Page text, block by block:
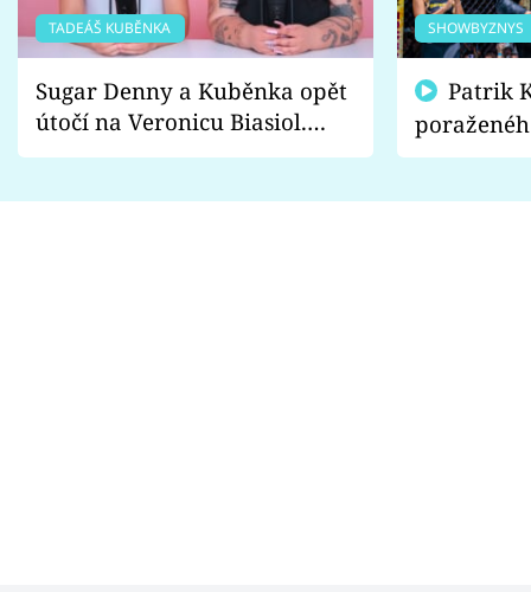
TADEÁŠ KUBĚNKA
Sugar Denny a Kuběnka opět
útočí na Veronicu Biasiol.
Proč je podle nich falešná a
SHOWBYZNYS
fanoušci